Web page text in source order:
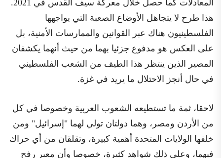
المعادلات كما حصل خلال معركة سيف القدس في 2021.
هذا طرح لا يتجاهل الأوضاع الصعبة التي يواجهها
الفلسطينيون هناك عبر القوانين والممارسات الأمنية، بل
على العكس هو مدفوع جزئيا بهما من حيث أنهما يكشفان
المصير الذين ينتظر هذا الطيف من الشعب الفلسطيني
في حال أنجز الاحتلال ما يريد في غزة.
لاحقا، ثمة ما تستطيعه الشعوب العربية وخصوصا في كل
من الأردن ومصر، وهما دولتان تولي لهما "إسرائيل" ومن
خلفها الولايات المتحدة أهمية كبيرة، وتقلقان من أي حراك
فيهما، وعلى ذلك شواهد كثيرة، خصوصا وأن معبر رفح